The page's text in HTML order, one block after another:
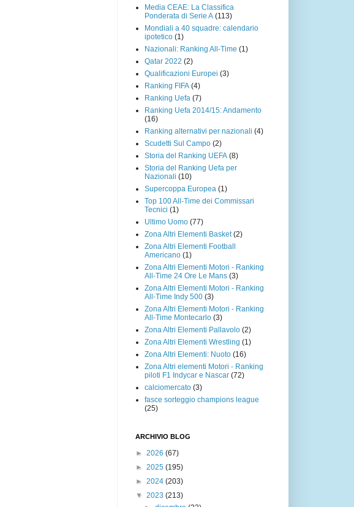
Media CEAE: La Classifica
Ponderata di Serie A (113)
Mondiali a 40 squadre: calendario
ipotetico (1)
Nazionali: Ranking All-Time (1)
Qatar 2022 (2)
Qualificazioni Europei (3)
Ranking FIFA (4)
Ranking Uefa (7)
Ranking Uefa 2014/15: Andamento
(16)
Ranking alternativi per nazionali (4)
Scudetti Sul Campo (2)
Storia del Ranking UEFA (8)
Storia del Ranking Uefa per
Nazionali (10)
Supercoppa Europea (1)
Top 100 All-Time dei Commissari
Tecnici (1)
Ultimo Uomo (77)
Zona Altri Elementi Basket (2)
Zona Altri Elementi Football
Americano (1)
Zona Altri Elementi Motori - Ranking
All-Time 24 Ore Le Mans (3)
Zona Altri Elementi Motori - Ranking
All-Time Indy 500 (3)
Zona Altri Elementi Motori - Ranking
All-Time Montecarlo (3)
Zona Altri Elementi Pallavolo (2)
Zona Altri Elementi Wrestling (1)
Zona Altri Elementi: Nuoto (16)
Zona Altri elementi Motori - Ranking
piloti F1 Indycar e Nascar (72)
calciomercato (3)
fasce sorteggio champions league
(25)
ARCHIVIO BLOG
► 2026 (67)
► 2025 (195)
► 2024 (203)
▼ 2023 (213)